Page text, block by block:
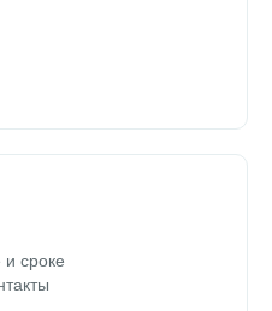
сроке